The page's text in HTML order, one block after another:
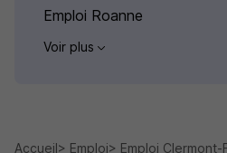
Emploi Roanne
Voir plus
Accueil Emploi
Emploi Clermont-